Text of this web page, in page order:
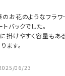
06/23
お花のようなフラ
バックでした。
掛けやすく容量も
ます。